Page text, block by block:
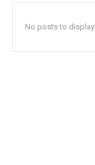
No posts to display